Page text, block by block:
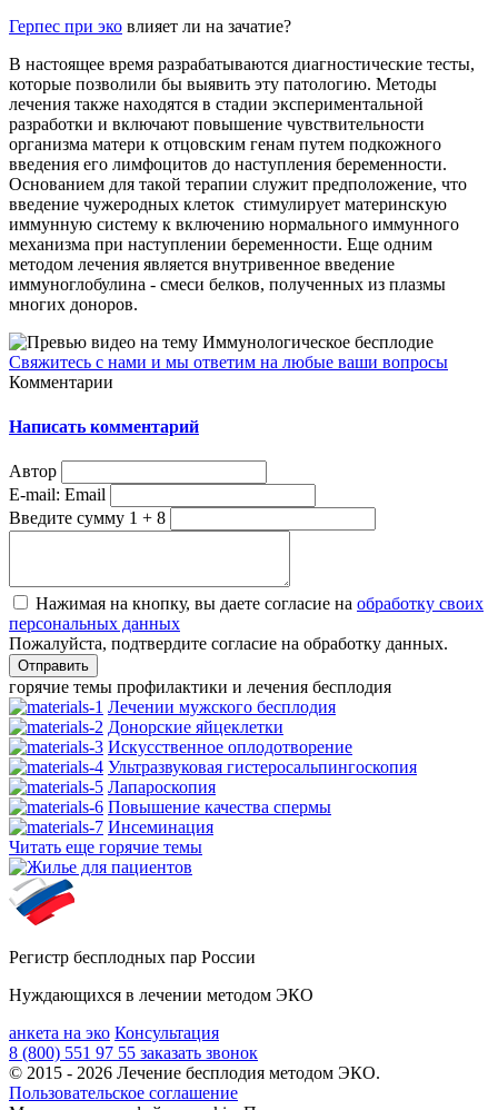
Герпес при эко влияет ли на зачатие?
В настоящее время разрабатываются диагностические тесты,
которые позволили бы выявить эту патологию. Методы
лечения также находятся в стадии экспериментальной
разработки и включают повышение чувствительности
организма матери к отцовским генам путем подкожного
введения его лимфоцитов до наступления беременности.
Основанием для такой терапии служит предположение, что
введение чужеродных клеток стимулирует материнскую
иммунную систему к включению нормального иммунного
механизма при наступлении беременности. Еще одним
методом лечения является внутривенное введение
иммуноглобулина - смеси белков, полученных из плазмы
многих доноров.
Свяжитесь с нами и мы ответим на любые ваши вопросы
Комментарии
Написать комментарий
Автор
E-mail: Email
Введите сумму 1 + 8
Нажимая на кнопку, вы даете согласие на обработку своих
персональных данных
Пожалуйста, подтвердите согласие на обработку данных.
горячие темы профилактики и лечения бесплодия
Лечении мужского бесплодия
Донорские яйцеклетки
Искусственное оплодотворение
Ультразвуковая гистеросальпингоскопия
Лапароскопия
Повышение качества спермы
Инсеминация
Читать еще горячие темы
Регистр бесплодных пар России
Нуждающихся в лечении методом ЭКО
анкета на эко Консультация
8 (800) 551 97 55 заказать звонок
© 2015 - 2026 Лечение бесплодия методом ЭКО.
Пользовательское соглашение